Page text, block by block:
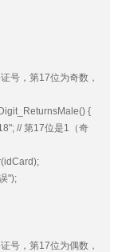
号，第17位为奇数，
{
// 第17位是1（奇
");
号，第17位为偶数，